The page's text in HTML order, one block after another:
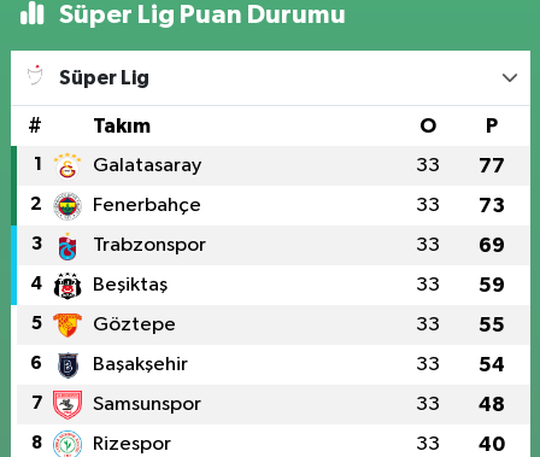
Süper Lig Puan Durumu
Süper Lig
# Takım O P
1 Galatasaray 33 77
2 Fenerbahçe 33 73
3 Trabzonspor 33 69
4 Beşiktaş 33 59
5 Göztepe 33 55
6 Başakşehir 33 54
7 Samsunspor 33 48
8 Rizespor 33 40